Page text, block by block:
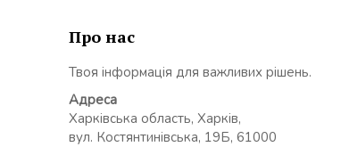
Про нас
Твоя інформація для важливих рішень.
Адреса
Харківська область, Харків,
вул. Костянтинівська, 19Б, 61000